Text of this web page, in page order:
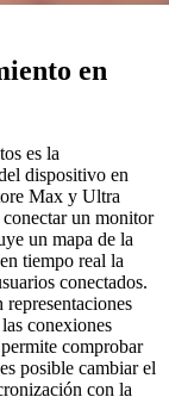
en
es la
dispositivo en
Max y Ultra
un monitor
un mapa de la
tiempo real la
conectados.
representaciones
conexiones
comprobar
posible cambiar el
con la